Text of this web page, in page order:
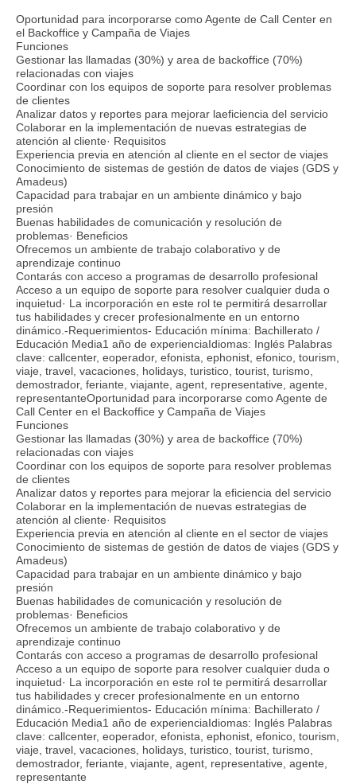
Oportunidad para incorporarse como Agente de Call Center en
el Backoffice y Campaña de Viajes
Funciones
Gestionar las llamadas (30%) y area de backoffice (70%)
relacionadas con viajes
Coordinar con los equipos de soporte para resolver problemas
de clientes
Analizar datos y reportes para mejorar laeficiencia del servicio
Colaborar en la implementación de nuevas estrategias de
atención al cliente· Requisitos
Experiencia previa en atención al cliente en el sector de viajes
Conocimiento de sistemas de gestión de datos de viajes (GDS y
Amadeus)
Capacidad para trabajar en un ambiente dinámico y bajo
presión
Buenas habilidades de comunicación y resolución de
problemas· Beneficios
Ofrecemos un ambiente de trabajo colaborativo y de
aprendizaje continuo
Contarás con acceso a programas de desarrollo profesional
Acceso a un equipo de soporte para resolver cualquier duda o
inquietud· La incorporación en este rol te permitirá desarrollar
tus habilidades y crecer profesionalmente en un entorno
dinámico.-Requerimientos- Educación mínima: Bachillerato /
Educación Media1 año de experienciaIdiomas: Inglés Palabras
clave: callcenter, eoperador, efonista, ephonist, efonico, tourism,
viaje, travel, vacaciones, holidays, turistico, tourist, turismo,
demostrador, feriante, viajante, agent, representative, agente,
representanteOportunidad para incorporarse como Agente de
Call Center en el Backoffice y Campaña de Viajes
Funciones
Gestionar las llamadas (30%) y area de backoffice (70%)
relacionadas con viajes
Coordinar con los equipos de soporte para resolver problemas
de clientes
Analizar datos y reportes para mejorar la eficiencia del servicio
Colaborar en la implementación de nuevas estrategias de
atención al cliente· Requisitos
Experiencia previa en atención al cliente en el sector de viajes
Conocimiento de sistemas de gestión de datos de viajes (GDS y
Amadeus)
Capacidad para trabajar en un ambiente dinámico y bajo
presión
Buenas habilidades de comunicación y resolución de
problemas· Beneficios
Ofrecemos un ambiente de trabajo colaborativo y de
aprendizaje continuo
Contarás con acceso a programas de desarrollo profesional
Acceso a un equipo de soporte para resolver cualquier duda o
inquietud· La incorporación en este rol te permitirá desarrollar
tus habilidades y crecer profesionalmente en un entorno
dinámico.-Requerimientos- Educación mínima: Bachillerato /
Educación Media1 año de experienciaIdiomas: Inglés Palabras
clave: callcenter, eoperador, efonista, ephonist, efonico, tourism,
viaje, travel, vacaciones, holidays, turistico, tourist, turismo,
demostrador, feriante, viajante, agent, representative, agente,
representante